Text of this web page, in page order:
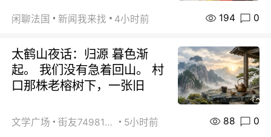
闲聊法国 新闻我来找 4小时前 194 0
太鹤山夜话：归源 暮色渐
起。 我们没有急着回山。 村
口那株老榕树下，一张旧
文学广场 街友74981146 5小时前 88 0